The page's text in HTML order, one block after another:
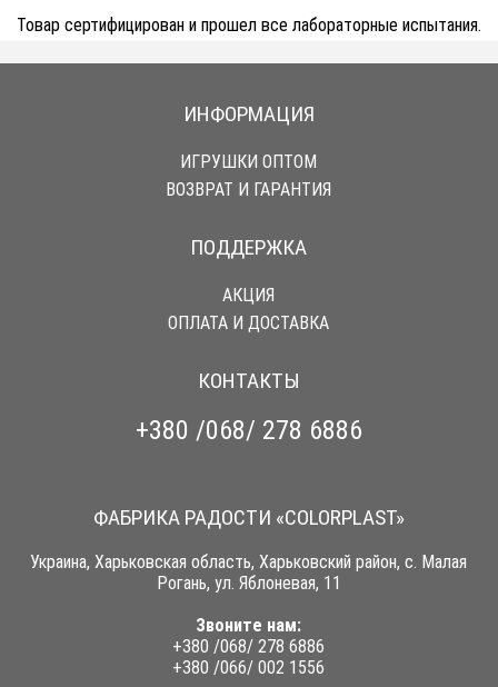
Товар сертифицирован и прошел все лабораторные испытания.
ИНФОРМАЦИЯ
ИГРУШКИ ОПТОМ
ВОЗВРАТ И ГАРАНТИЯ
ПОДДЕРЖКА
АКЦИЯ
ОПЛАТА И ДОСТАВКА
КОНТАКТЫ
+380 /068/ 278 6886
ФАБРИКА РАДОСТИ «COLORPLAST»
Украина, Харьковская область, Харьковский район, с. Малая
Рогань, ул. Яблоневая, 11
Звоните нам:
+380 /068/ 278 6886
+380 /066/ 002 1556